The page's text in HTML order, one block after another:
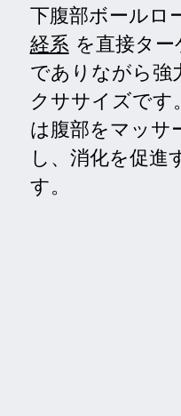
下腹部ボールロ
経系を直接ター
でありながら強
クササイズで
は腹部をマッサ
し、消化を促進
す。